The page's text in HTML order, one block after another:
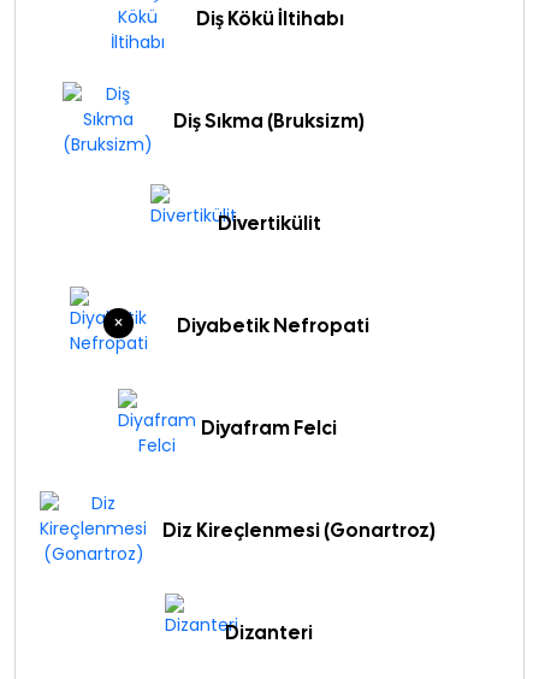
Diş Kökü İltihabı
Diş Sıkma (Bruksizm)
Divertikülit
Diyabetik Nefropati
Diyafram Felci
Diz Kireçlenmesi (Gonartroz)
Dizanteri
×